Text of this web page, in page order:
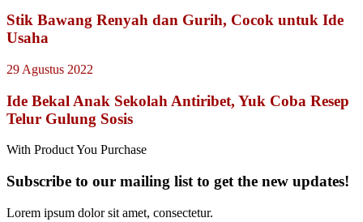
Stik Bawang Renyah dan Gurih, Cocok untuk Ide
Usaha
29 Agustus 2022
Ide Bekal Anak Sekolah Antiribet, Yuk Coba Resep
Telur Gulung Sosis
With Product You Purchase
Subscribe to our mailing list to get the new updates!
Lorem ipsum dolor sit amet, consectetur.